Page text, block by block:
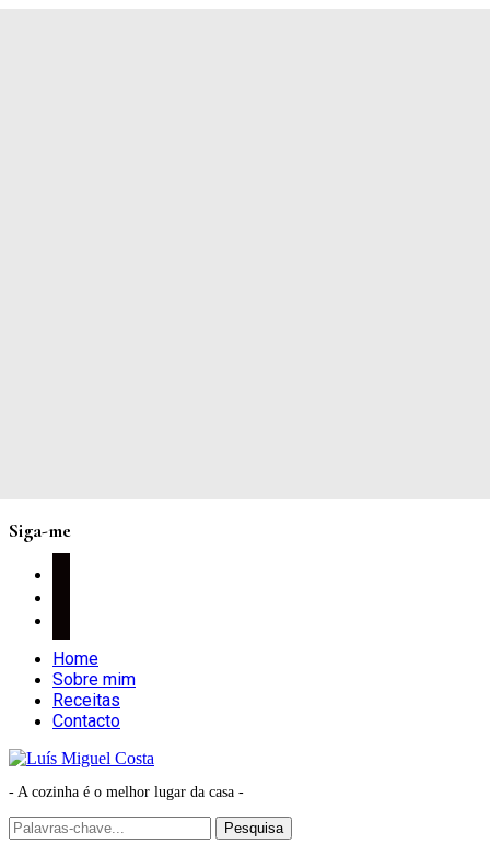
Siga-me
Home
Sobre mim
Receitas
Contacto
- A cozinha é o melhor lugar da casa -